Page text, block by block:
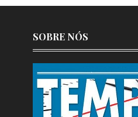
SOBRE NÓS